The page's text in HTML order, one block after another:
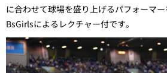
に合わせて球場を盛り上げるパフォーマー
BsGirlsによるレクチャー付です。